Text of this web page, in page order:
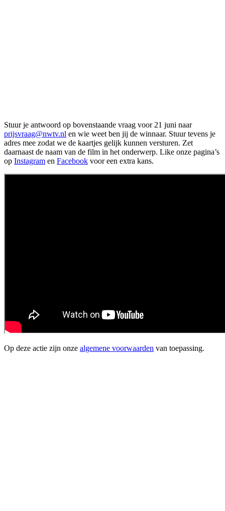
Stuur je antwoord op bovenstaande vraag voor 21 juni naar
prijsvraag@nwtv.nl en wie weet ben jij de winnaar. Stuur tevens je
adres mee zodat we de kaartjes gelijk kunnen versturen. Zet
daarnaast de naam van de film in het onderwerp. Like onze pagina’s
op Instagram en Facebook voor een extra kans.
Op deze actie zijn onze algemene voorwaarden van toepassing.